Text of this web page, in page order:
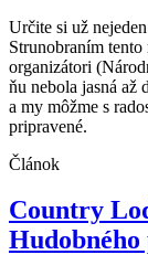
Určite si už
Strunobraním
organizátori
ňu nebola jasná až
a my môžme s
pripravené.
Článok
Country
Hudobného